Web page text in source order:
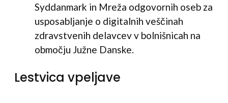
Syddanmark in Mreža odgovornih oseb za
usposabljanje o digitalnih veščinah
zdravstvenih delavcev v bolnišnicah na
območju Južne Danske.
Lestvica vpeljave